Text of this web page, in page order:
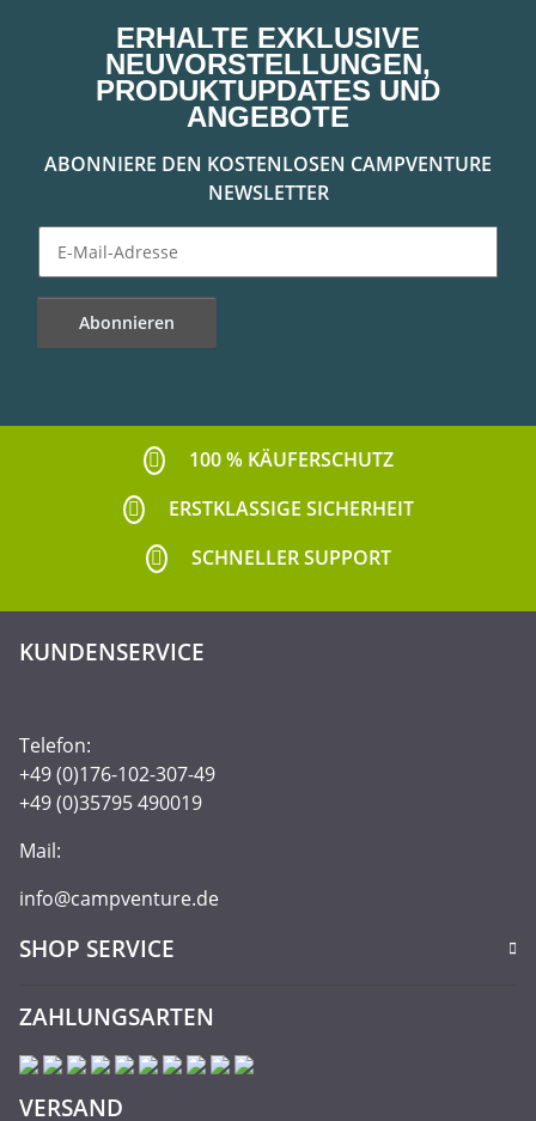
ERHALTE EXKLUSIVE
NEUVORSTELLUNGEN,
PRODUKTUPDATES UND
ANGEBOTE
ABONNIERE DEN KOSTENLOSEN CAMPVENTURE
NEWSLETTER
Abonnieren
100 % KÄUFERSCHUTZ
ERSTKLASSIGE SICHERHEIT
SCHNELLER SUPPORT
KUNDENSERVICE
Telefon:
+49 (0)176-102-307-49
+49 (0)35795 490019
Mail:
info@campventure.de
SHOP SERVICE
ZAHLUNGSARTEN
VERSAND